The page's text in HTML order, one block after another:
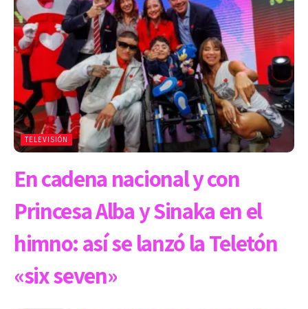
TELEVISIÓN
En cadena nacional y con
Princesa Alba y Sinaka en el
himno: así se lanzó la Teletón
«six seven»